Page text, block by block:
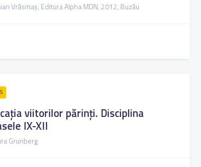
Vrăsmaș; Editura Alpha MDN, 2012, Buzău
viitorilor părinți. Disciplina
IX-XII
Grunberg